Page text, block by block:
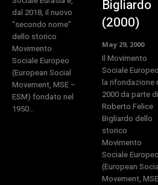
dal 2018, il nuovo
“secondo nome”
dello storico
Movimento
Sociale Europeo
(European Social
Movement, MSE –
ESM) fondato nel
1950...
Bigliardo
(2000)
May 29, 2000
Il Movimento
Sociale
la rifondazione
2000 da parte di
Roberto Felice
Bigliardo dello
storico
Movimento
Sociale Europeo
(European
Movement,